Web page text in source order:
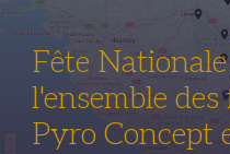
Fête
l'ensemble
Pyro Concept